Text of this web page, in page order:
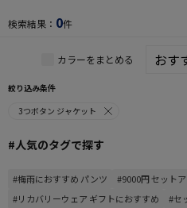
検索結果： 0件
カラーをまとめる
絞り込み条件
3つボタン ジャケット
#人気のタグで探す
#梅雨におすすめ パンツ
#9000円 セット
#リカバリーウェア ギフトにおすすめ
#セ